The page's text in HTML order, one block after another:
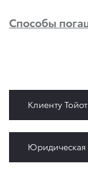
Способы
Клиенту